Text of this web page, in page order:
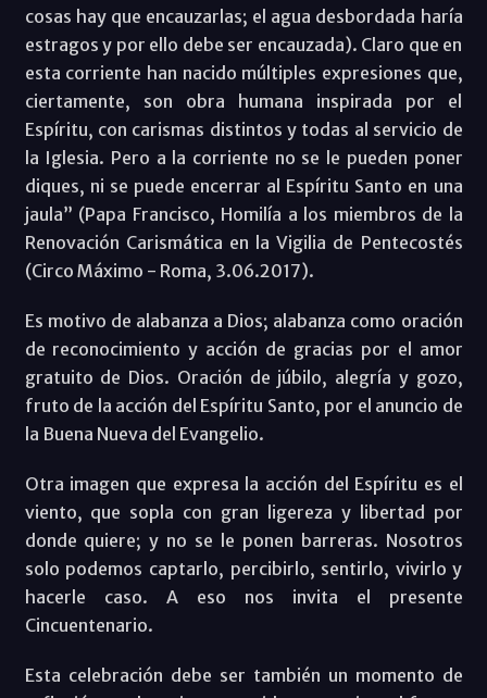
cosas hay que encauzarlas; el agua desbordada haría
estragos y por ello debe ser encauzada). Claro que en
esta corriente han nacido múltiples expresiones que,
ciertamente, ‎son obra humana inspirada por el
Espíritu, con carismas distintos y todas al ‎servicio de
la Iglesia. Pero a la corriente no se le pueden poner
diques, ni se puede encerrar al ‎Espíritu Santo en una
jaula” (Papa Francisco, Homilía a los miembros de la
Renovación Carismática en la Vigilia de Pentecostés
(Circo Máximo - Roma, 3.06.2017).
Es motivo de alabanza a Dios; alabanza como oración
de reconocimiento y acción de gracias por ‎el amor
gratuito de Dios. Oración de júbilo, alegría y gozo,
fruto de la acción del Espíritu Santo, por el anuncio de
la Buena Nueva del Evangelio.
Otra imagen que expresa la acción del Espíritu es el
viento, que sopla con gran ligereza y libertad por
donde quiere; y no se le ponen barreras. Nosotros
solo podemos captarlo, percibirlo, sentirlo, vivirlo y
hacerle caso. A eso nos invita el presente
Cincuentenario.
Esta celebración debe ser también un momento de